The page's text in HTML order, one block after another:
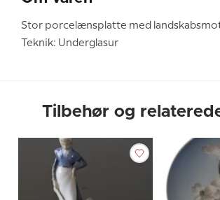
Stor porcelænsplatte med
Teknik: Underglasur
Tilbehør og